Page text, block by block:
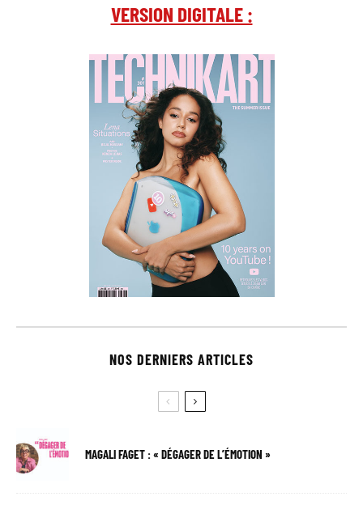
VERSION DIGITALE :
NOS DERNIERS ARTICLES
MAGALI FAGET : « DÉGAGER DE L’ÉMOTION »